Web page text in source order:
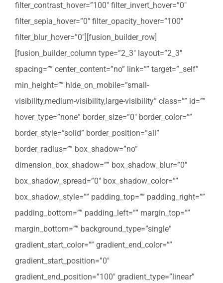
filter_contrast_hover=”100″ filter_invert_hover=”0″
filter_sepia_hover=”0″ filter_opacity_hover=”100″
filter_blur_hover=”0″][fusion_builder_row]
[fusion_builder_column type=”2_3″ layout=”2_3″
spacing=”” center_content=”no” link=”” target=”_self”
min_height=”” hide_on_mobile=”small-
visibility,medium-visibility,large-visibility” class=”” id=””
hover_type=”none” border_size=”0″ border_color=””
border_style=”solid” border_position=”all”
border_radius=”” box_shadow=”no”
dimension_box_shadow=”” box_shadow_blur=”0″
box_shadow_spread=”0″ box_shadow_color=””
box_shadow_style=”” padding_top=”” padding_right=””
padding_bottom=”” padding_left=”” margin_top=””
margin_bottom=”” background_type=”single”
gradient_start_color=”” gradient_end_color=””
gradient_start_position=”0″
gradient_end_position=”100″ gradient_type=”linear”